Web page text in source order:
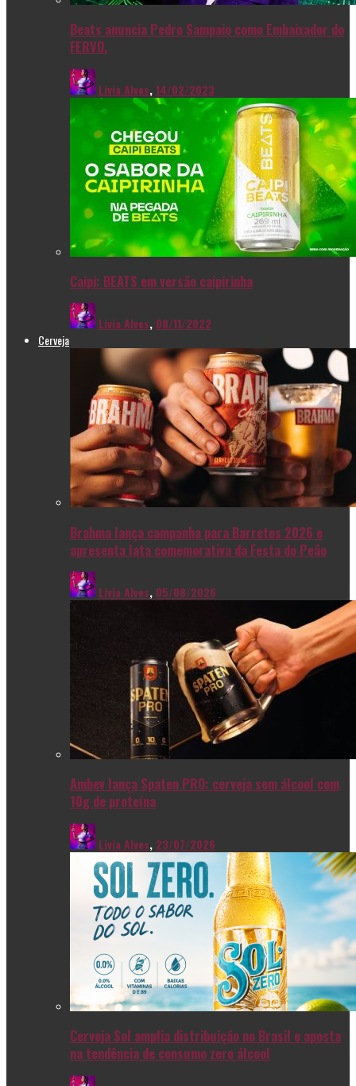
Beats anuncia Pedro Sampaio como Embaixador do
FERVO.
Livia Alves,14/02/2023
Caipi: BEATS em versão caipirinha
Livia Alves, 08/11/2022
Cerveja
Brahma lança campanha para Barretos 2026 e
apresenta lata comemorativa da Festa do Peão
Livia Alves, 05/08/2026
Ambev lança Spaten PRO: cerveja sem álcool com
10g de proteína
Livia Alves, 23/07/2026
Cerveja Sol amplia distribuição no Brasil e aposta
na tendência de consumo zero álcool